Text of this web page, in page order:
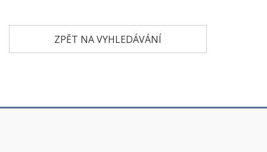
ZPĚT NA VYHLEDÁVÁNÍ